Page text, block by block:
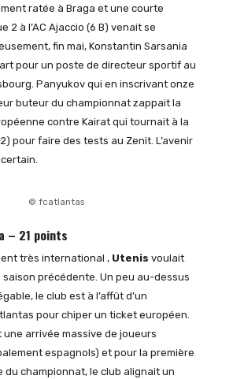
ratée à Braga et une courte
2 à l’AC Ajaccio (6 B) venait se
fin mai, Konstantin Sarsania
pour un poste de directeur sportif au
Panyukov qui en inscrivant onze
buteur du championnat zappait la
contre Kairat qui tournait à la
pour faire des tests au Zenit. L’avenir
© fcatlantas
– 21 points
très international , Utenis voulait
saison précédente. Un peu au-dessus
le club est à l’affût d’un
pour chiper un ticket européen.
arrivée massive de joueurs
espagnols) et pour la première
du championnat, le club alignait un